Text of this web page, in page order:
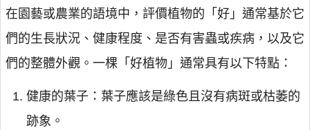
在園藝或農業的語境中，評價植物的「好」通常基於它
們的生長狀況、健康程度、是否有害蟲或疾病，以及它
們的整體外觀。一棵「好植物」通常具有以下特點：
健康的葉子：葉子應該是綠色且沒有病斑或枯萎的
跡象。